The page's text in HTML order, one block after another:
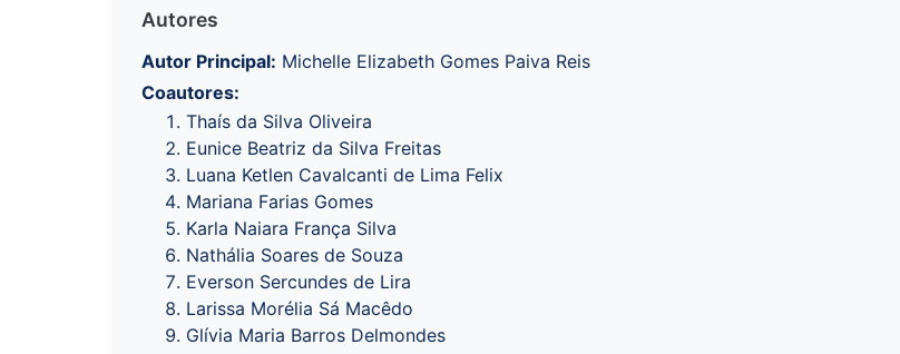
Autores
Autor Principal: Michelle Elizabeth Gomes Paiva Reis
Coautores:
Thaís da Silva Oliveira
Eunice Beatriz da Silva Freitas
Luana Ketlen Cavalcanti de Lima Felix
Mariana Farias Gomes
Karla Naiara França Silva
Nathália Soares de Souza
Everson Sercundes de Lira
Larissa Morélia Sá Macêdo
Glívia Maria Barros Delmondes